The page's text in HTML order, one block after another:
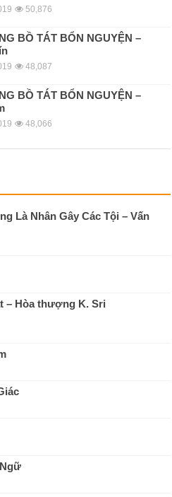
50,876
BỒ TÁT BỔN NGUYỆN –
48,087
BỒ TÁT BỔN NGUYỆN –
48,066
Là Nhân Gây Các Tội – Vấn
– Hòa thượng K. Sri